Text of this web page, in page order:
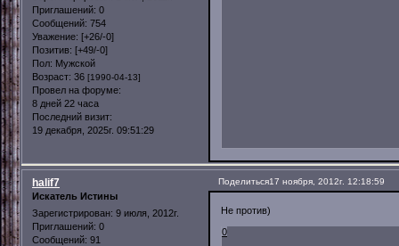
Приглашений: 0
Сообщений: 754
Уважение: [+26/-0]
Позитив: [+49/-0]
Пол: Мужской
Возраст: 36 [1990-04-13]
Провел на форуме:
8 дней 22 часа
Последний визит:
19 декабря, 2025г. 09:51:29
Поделиться17 ноября, 2012г. 12:18:59
halif7
Искатель Истины
Зарегистрирован: 9 июля, 2012г.
Приглашений: 0
Сообщений: 91
Не против)
0